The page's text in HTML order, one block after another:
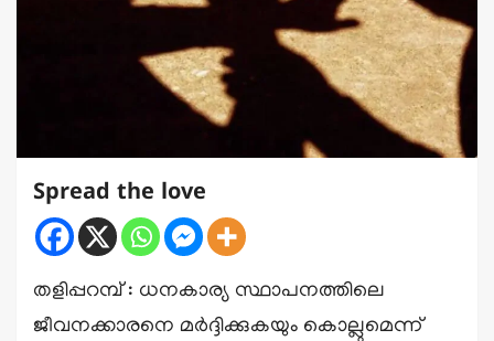
Spread the love
തളിപ്പറമ്പ് : ധനകാര്യ സ്ഥാപനത്തിലെ
ജീവനക്കാരനെ മർദ്ദിക്കുകയും കൊല്ലുമെന്ന്